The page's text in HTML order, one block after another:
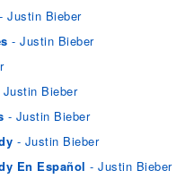
- Justin Bieber
- Justin Bieber
Justin Bieber
- Justin Bieber
- Justin Bieber
En Español - Justin Bieber